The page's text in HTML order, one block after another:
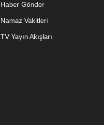
Haber Gönder
Namaz Vakitleri
TV Yayın Akışları